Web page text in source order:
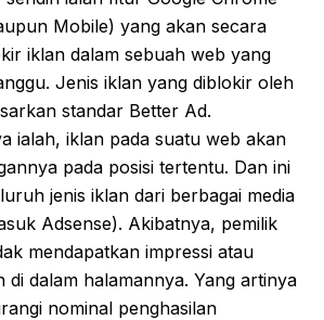
Mobile) yang akan secara
iklan dalam sebuah web yang
Jenis iklan yang diblokir oleh
standar Better Ad.
ialah, iklan pada suatu web akan
pada posisi tertentu. Dan ini
jenis iklan dari berbagai media
Adsense). Akibatnya, pemilik
mendapatkan impressi atau
di dalam halamannya. Yang artinya
nominal penghasilan